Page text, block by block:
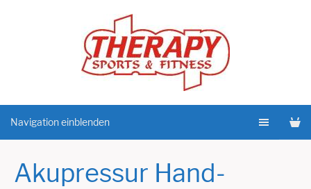
Navigation einblenden
Akupressur Hand-